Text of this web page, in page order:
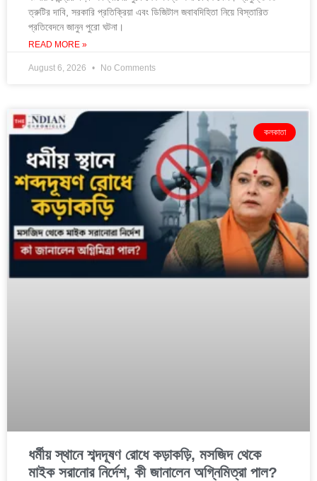
ত্রুটির দাবি, সরকারি প্রতিক্রিয়া এবং ডিজিটাল জবাবদিহিতা নিয়ে বিস্তারিত
প্রতিবেদনে জানুন পুরো ঘটনা।
READ MORE »
August 6, 2026 No Comments
কলকাতা
ধর্মীয় স্থানে শব্দদূষণ রোধে কড়াকড়ি, মসজিদ থেকে
মাইক সরানোর নির্দেশ, কী জানালেন অগ্নিমিত্রা পাল?